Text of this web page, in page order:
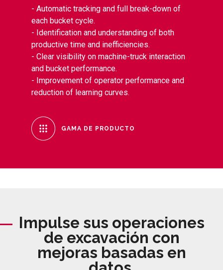
- Automatic tracking and full break-down of
each bucket cycle.
- Identification and understanding of both
productive time and inefficiencies.
- Clear visibility on machine-truck interaction
and bucket performance.
- Improvement of operator performance and
reduction of learning curves.
GAMA DE PRODUCTO
Impulse sus operaciones
de excavación con
mejoras basadas en